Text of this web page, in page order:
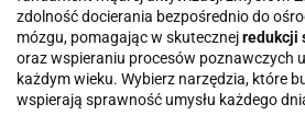
zdolność docierania bezpośrednio do
mózgu, pomagając w skutecznejredukcji
oraz wspieraniu procesów poznawczych
każdym wieku. Wybierz narzędzia, które
wspierają sprawność umysłu każdego